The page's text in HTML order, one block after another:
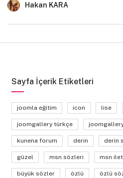
Hakan KARA
Sayfa İçerik Etiketleri
joomla eğitim icon lise
joomgallery türkçe joomgallery
kunena forum derin derin
güzel msn sözleri msn
büyük sözler özlü özlü